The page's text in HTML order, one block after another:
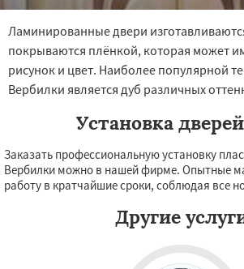
Ламинированные двери
покрываются плёнкой, которая может
рисунок и цвет. Наиболее популярной
Вербилки является дуб различных
Установка
Заказать профессиональную установку
Вербилки можно в нашей фирме. Опытные
работу в кратчайшие сроки, соблюдая все
Другие